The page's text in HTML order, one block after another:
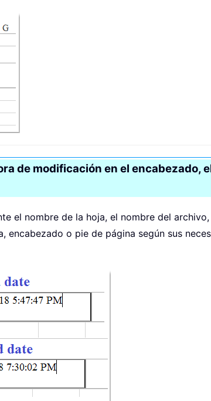
de modificación en el encabezado,
el nombre de la hoja, el nombre del
o pie de página según sus